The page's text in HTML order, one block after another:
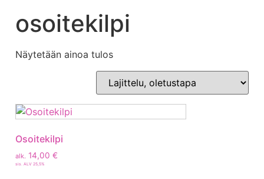
osoitekilpi
Näytetään ainoa tulos
Osoitekilpi
alk. 14,00 €
sis. ALV 25,5%